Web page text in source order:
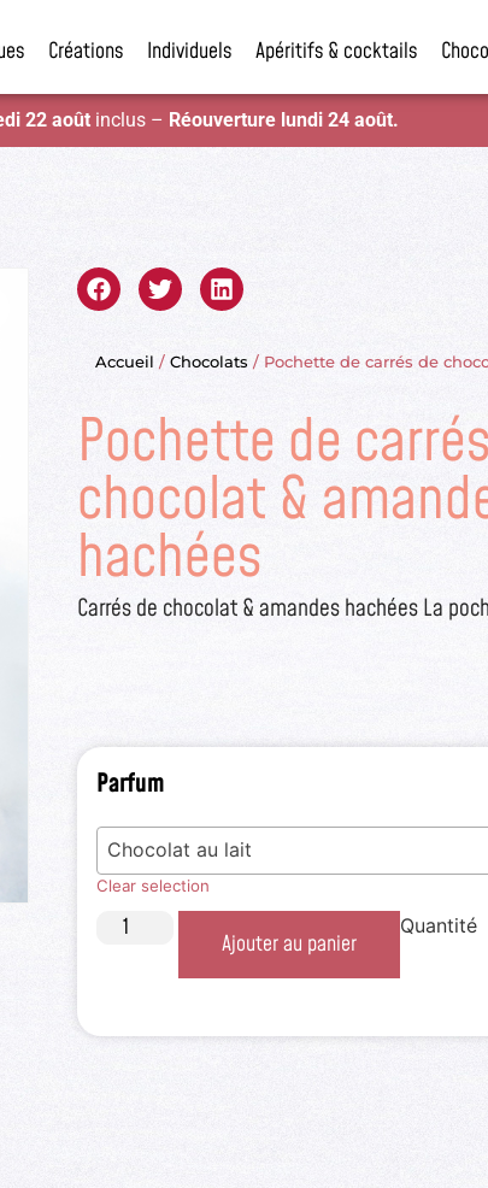
Créations Individuels Apéritifs & cocktails
22 août inclus – Réouverture lundi 24 août.
Accueil / Chocolats / Pochette de carrés de
Pochette de
chocolat &
hachées
Carrés de chocolat & amandes hachées La
Parfum
Chocolat au lait
Clear selection
Quantité
Ajouter au panier